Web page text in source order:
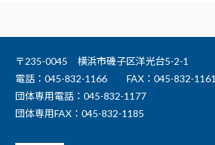
〒235-0045 横浜市磯子区洋光台5-2-1
電話：045-832-1166
FAX：045-832-1161
団体専用電話：045-832-1177
団体専用FAX：045-832-1185